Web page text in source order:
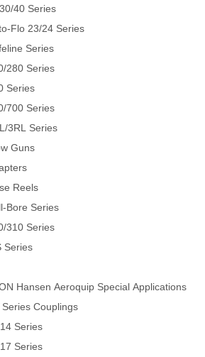
40 Series
Flo 23/24 Series
Series
280 Series
Series
700 Series
3RL Series
Guns
Reels
Bore Series
310 Series
Series
Hansen Aeroquip Special Applications
Series Couplings
Series
Series